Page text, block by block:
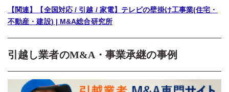
【関連】【全国対応 / 引越 / 家電】テレビの壁掛け工事業(住宅・
不動産・建設) | M&A総合研究所
引越し業者のM&A・事業承継の事例